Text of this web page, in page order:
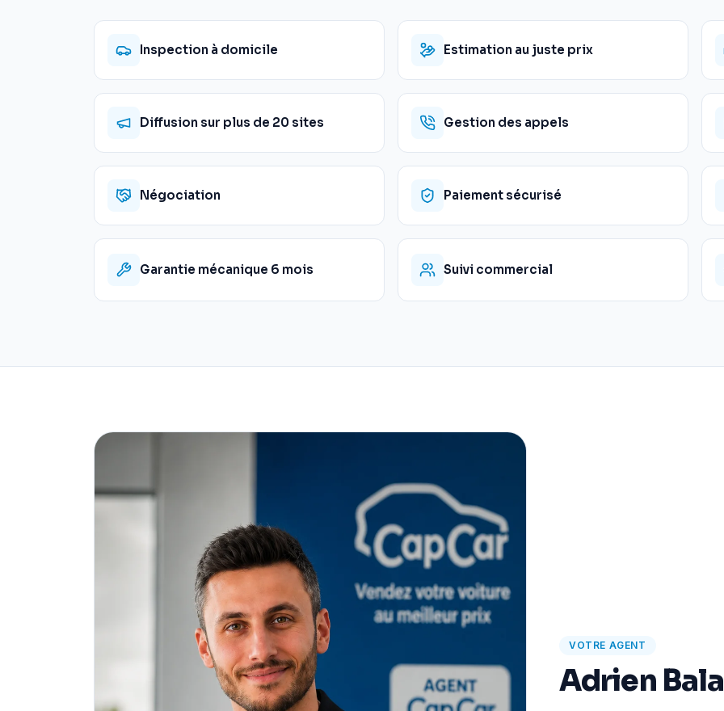
Inspection à domicile Estimation au juste prix
Diffusion sur plus de 20 sites Gestion des appels
Négociation Paiement sécurisé
Garantie mécanique 6 mois Suivi commercial
VOTRE AGENT
Adrien